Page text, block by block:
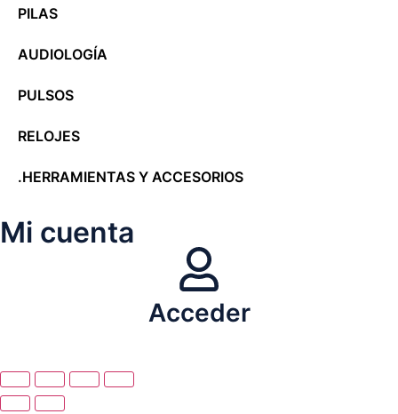
PILAS
AUDIOLOGÍA
PULSOS
RELOJES
.HERRAMIENTAS Y ACCESORIOS
Mi cuenta
Acceder